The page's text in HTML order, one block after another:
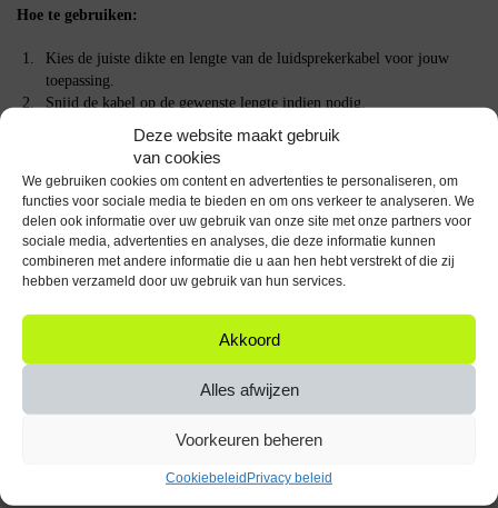
Deze website maakt gebruik
van cookies
We gebruiken cookies om content en advertenties te personaliseren, om
functies voor sociale media te bieden en om ons verkeer te analyseren. We
delen ook informatie over uw gebruik van onze site met onze partners voor
sociale media, advertenties en analyses, die deze informatie kunnen
combineren met andere informatie die u aan hen hebt verstrekt of die zij
hebben verzameld door uw gebruik van hun services.
Akkoord
Alles afwijzen
Voorkeuren beheren
Cookiebeleid Privacy beleid
Hoe te gebruiken:
Kies de juiste dikte en lengte van de luidsprekerkabel voor jouw
toepassing.
Snijd de kabel op de gewenste lengte indien nodig.
Verbind de kabel met je luidsprekers en versterker of receiver.
Zorg ervoor dat de aansluitingen stevig en correct zijn voor optimale
Geniet van de verbeterde geluidskwaliteit van je audio-installatie.
Specificaties
Ce markering
connector)
Handelsnaam en contact adres van
Goobay – Orbit